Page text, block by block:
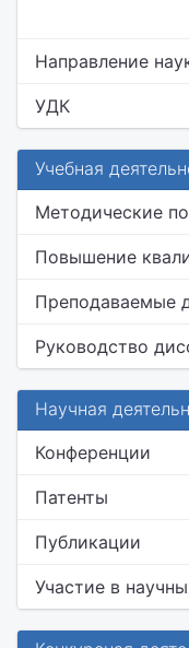
Направление
УДК
Учебная
Методические
Повышение
Преподаваемые
Руководство
Научная
Конференции
Патенты
Публикации
Участие в